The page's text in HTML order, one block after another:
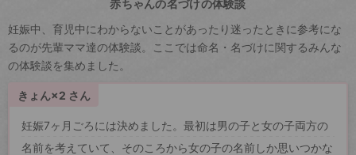
赤ちゃんの名づけの体験談
妊娠中、育児中にわからないことがあったり迷ったときに参考にな
るのが先輩ママ達の体験談。ここでは命名・名づけに関するみんな
の体験談を集めました。
きょん×2 さん
妊娠7ヶ月ごろには決めました。最初は男の子と女の子両方の
名前を考えていて、そのころから女の子の名前しか思いつかな